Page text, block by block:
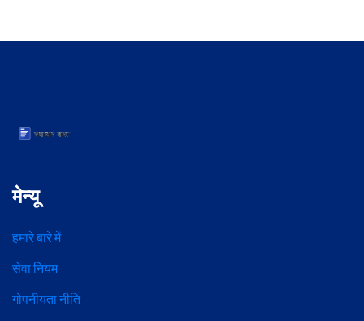
मेन्यू
हमारे बारे में
सेवा नियम
गोपनीयता नीति